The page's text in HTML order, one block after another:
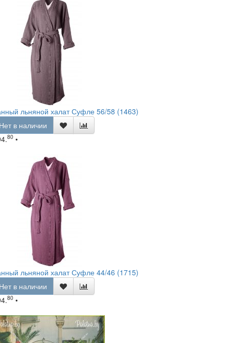
льняной халат Суфле 56/58 (1463)
в наличии
80 •
льняной халат Суфле 44/46 (1715)
в наличии
80 •